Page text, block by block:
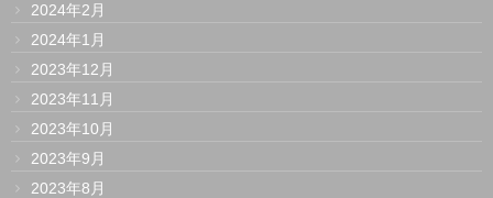
2024年2月
2024年1月
2023年12月
2023年11月
2023年10月
2023年9月
2023年8月